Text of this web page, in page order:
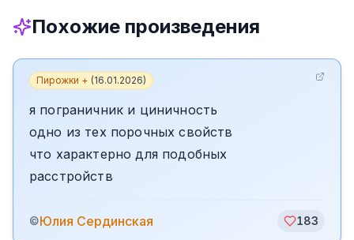
Похожие произведения
Пирожки + (16.01.2026)
я пограничник и циничность
одно из тех порочных свойств
что характерно для подобных
расстройств
©Юлия Сердинская 183